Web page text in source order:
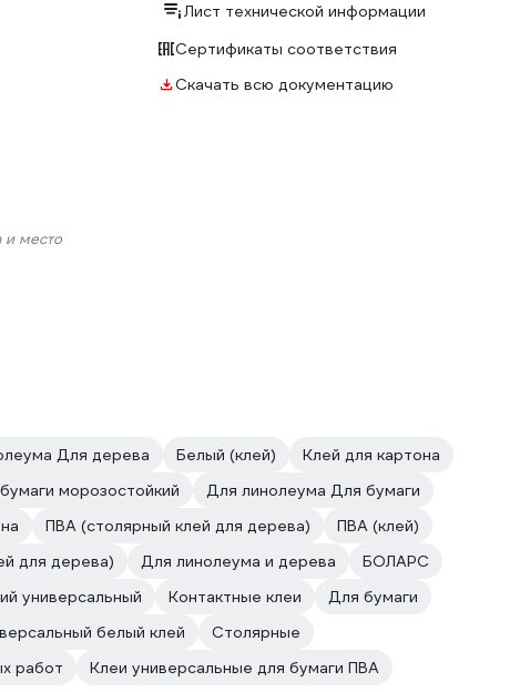
и место
Лист технической информации
Сертификаты соответствия
Скачать всю документацию
Для дерева Белый (клей)
Клей для картона
морозостойкий
Для линолеума Для бумаги
ПВА (столярный клей для дерева)
ПВА (клей)
для дерева) Для линолеума и дерева
БОЛАРС
универсальный Контактные клеи
Для бумаги
белый клей
Столярные
работ
Клеи универсальные для бумаги ПВА